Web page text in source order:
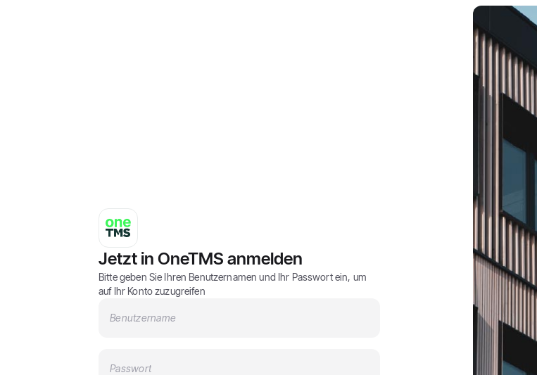
Jetzt in OneTMS anmelden
Bitte geben Sie Ihren Benutzernamen und Ihr Passwort ein, um
auf Ihr Konto zuzugreifen
Benutzername
Passwort